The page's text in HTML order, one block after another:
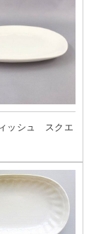
ッシュ スクエ